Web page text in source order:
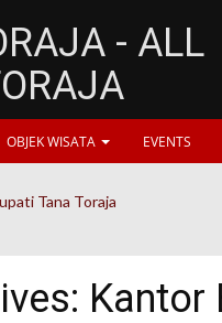
OBJEK WISATA EVENTS
Tana Toraja
Kantor